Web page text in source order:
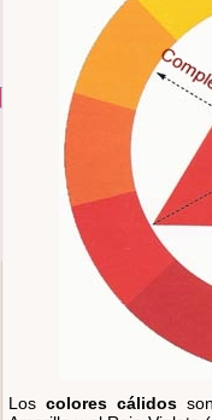
Los colores cálidos